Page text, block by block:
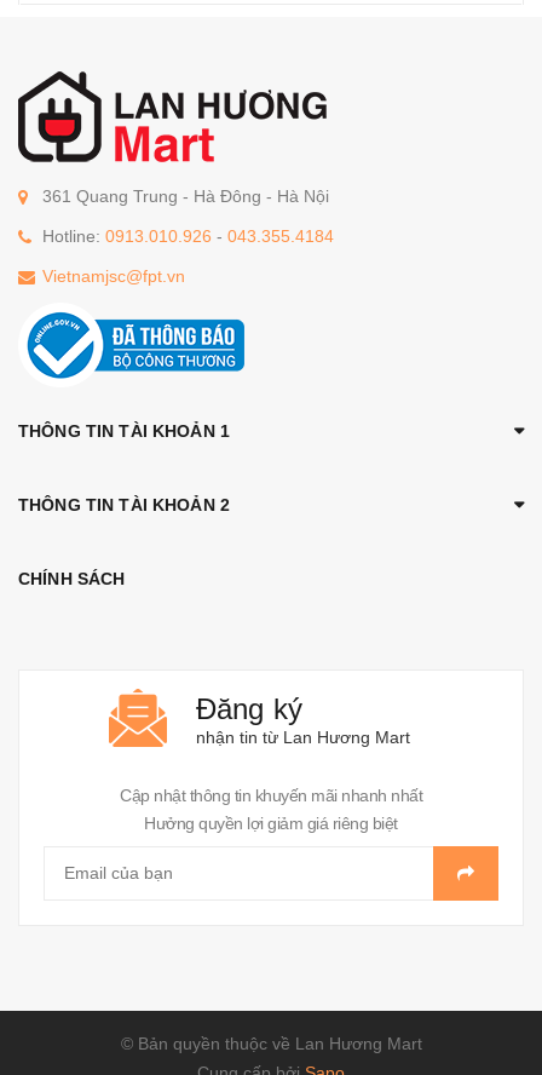
361 Quang Trung - Hà Đông - Hà Nội
Hotline: 0913.010.926 - 043.355.4184
Vietnamjsc@fpt.vn
THÔNG TIN TÀI KHOẢN 1
THÔNG TIN TÀI KHOẢN 2
CHÍNH SÁCH
Đăng ký
nhận tin từ Lan Hương Mart
Cập nhật thông tin khuyến mãi nhanh nhất
Hưởng quyền lợi giảm giá riêng biệt
© Bản quyền thuộc về Lan Hương Mart